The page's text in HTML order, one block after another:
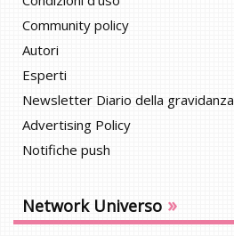
Community policy
Autori
Esperti
Newsletter Diario della gravidanza
Advertising Policy
Notifiche push
Network Universo »